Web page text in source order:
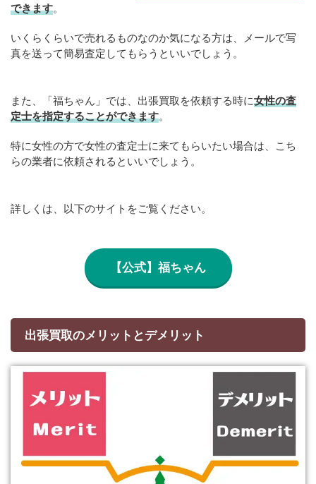
できます。
いくらくらいで売れるものなのか気になる方は、メールで写
真を送って簡易査定してもらうといいでしょう。
また、「福ちゃん」では、出張買取を依頼する時に女性の査
定士を指定することができます。
特に女性の方で女性の査定士に来てもらいたい場合は、こち
らの業者に依頼されるといいでしょう。
詳しくは、以下のサイトをご覧ください。
【公式】福ちゃん
出張買取のメリットとデメリット